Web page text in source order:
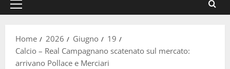
Menu
Home
2026 Giugno
19
Calcio – Real Campagnano scatenato sul mercato:
arrivano Pollace e Merciari